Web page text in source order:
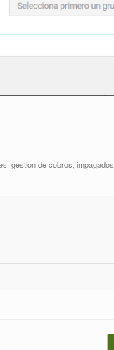
gestion de cobros impagados